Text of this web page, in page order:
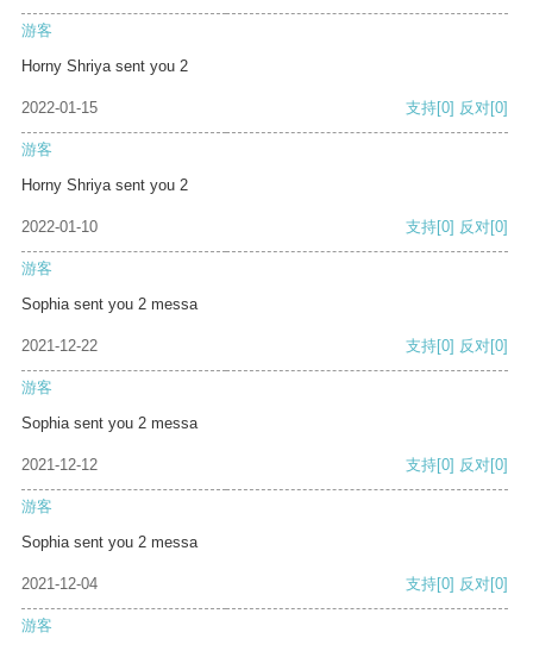
游客
Horny Shriya sent you 2
2022-01-15 支持[0] 反对[0]
游客
Horny Shriya sent you 2
2022-01-10 支持[0] 反对[0]
游客
Sophia sent you 2 messa
2021-12-22 支持[0] 反对[0]
游客
Sophia sent you 2 messa
2021-12-12 支持[0] 反对[0]
游客
Sophia sent you 2 messa
2021-12-04 支持[0] 反对[0]
游客